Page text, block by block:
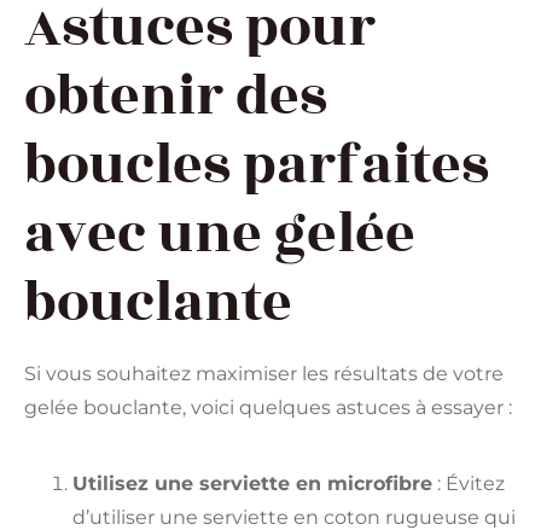
Astuces pour
obtenir des
boucles parfaites
avec une gelée
bouclante
Si vous souhaitez maximiser les résultats de votre
gelée bouclante, voici quelques astuces à essayer :
Utilisez une serviette en microfibre : Évitez
d’utiliser une serviette en coton rugueuse qui